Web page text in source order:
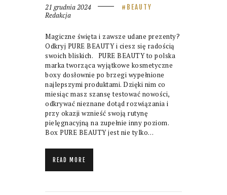
21 grudnia 2024 BEAUTY
Redakcja
Magiczne święta i zawsze udane prezenty?
Odkryj PURE BEAUTY i ciesz się radością
swoich bliskich. PURE BEAUTY to polska
marka tworząca wyjątkowe kosmetyczne
boxy dosłownie po brzegi wypełnione
najlepszymi produktami. Dzięki nim co
miesiąc masz szansę testować nowości,
odkrywać nieznane dotąd rozwiązania i
przy okazji wznieść swoją rutynę
pielęgnacyjną na zupełnie inny poziom.
Box PURE BEAUTY jest nie tylko…
READ MORE